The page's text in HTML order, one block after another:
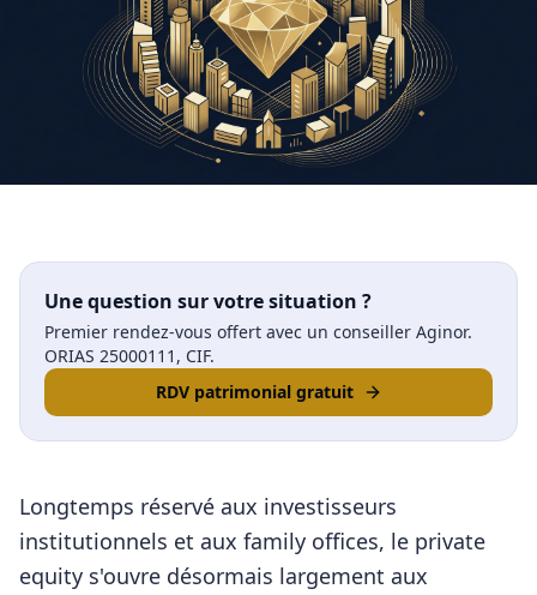
Une question sur votre situation ?
Premier rendez-vous offert avec un conseiller Aginor.
ORIAS 25000111, CIF.
RDV patrimonial gratuit
Longtemps réservé aux investisseurs
institutionnels et aux family offices, le private
equity s'ouvre désormais largement aux